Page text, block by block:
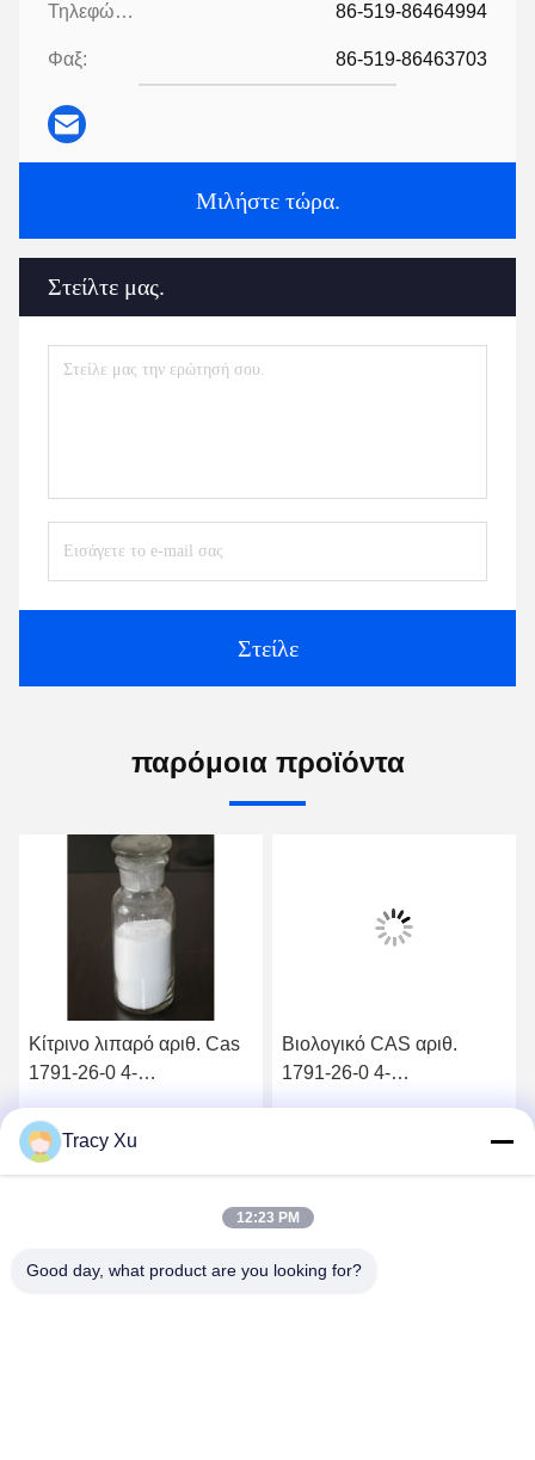
Τηλεφώνημα: 86-519-86464994
Φαξ: 86-519-86463703
Μιλήστε τώρα.
Στείλτε μας.
Στείλε
παρόμοια προϊόντα
Κίτρινο λιπαρό αριθ. Cas
1791-26-0 4-
Βιολογικό CAS αριθ.
1791-26-0 4-
Tracy Xu
12:23 PM
Good day, what product are you looking for?